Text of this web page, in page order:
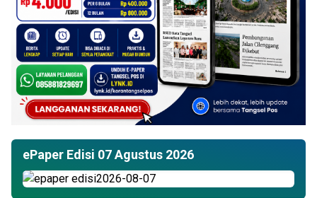
ePaper Edisi 07 Agustus 2026